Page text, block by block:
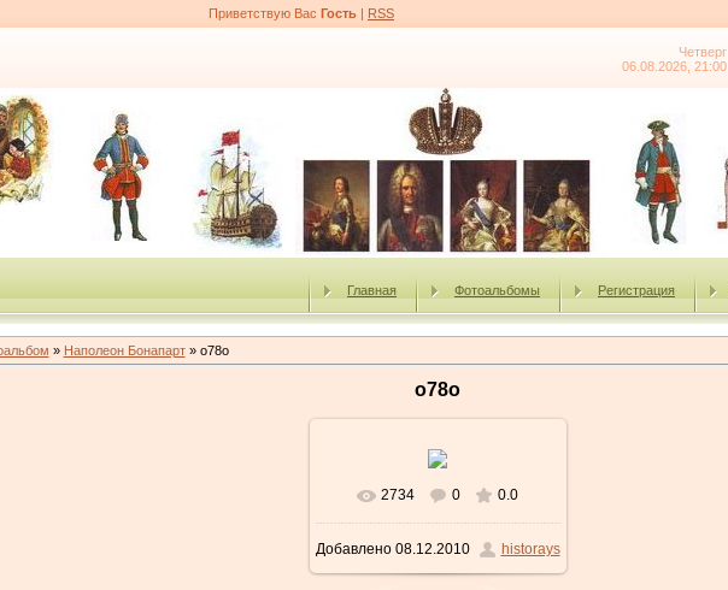
Приветствую Вас Гость | RSS
Четверг
06.08.2026, 21:00
Главная Фотоальбомы Регистрация
» Наполеон Бонапарт» o78o
o78o
2734 0 0.0
Добавлено08.12.2010 historays